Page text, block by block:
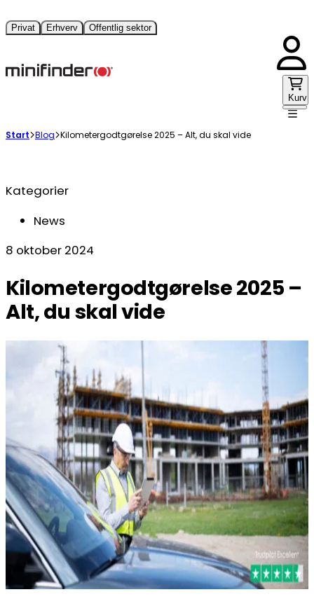
Privat Erhverv Offentlig sektor
Kurv
Start Blog Kilometergodtgørelse 2025 – Alt, du skal vide
Kategorier
News
8 oktober 2024
Kilometergodtgørelse 2025 –
Alt, du skal vide